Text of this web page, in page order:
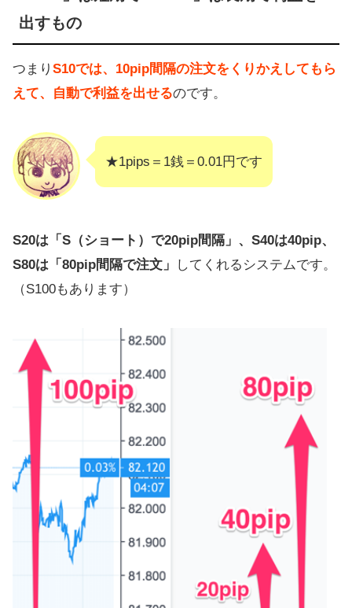
出すもの
つまり S10では、10pip間隔の注文をくりかえしてもら
えて、自動で利益を出せるのです。
★1pips＝1銭＝0.01円です
S20は「S（ショート）で20pip間隔」、S40は40pip、
S80は「80pip間隔で注文」
してくれるシステムです。
（S100もあります）